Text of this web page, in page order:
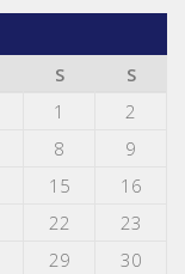
S
S
1
2
8
9
15
16
22
23
29
30